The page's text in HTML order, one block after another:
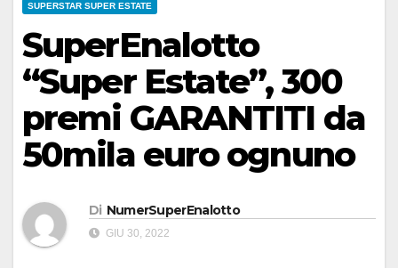
SUPERSTAR SUPER ESTATE
SuperEnalotto
“Super Estate”, 300
premi GARANTITI da
50mila euro ognuno
Di NumerSuperEnalotto
GIU 30, 2022